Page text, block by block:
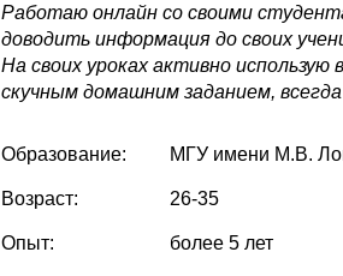
Работаю онлайн со своими
доводить информация до своих
На своих уроках активно
скучным домашним заданием,
Образование: МГУ имени М.В.
Возраст: 26-35
Опыт: более 5 лет